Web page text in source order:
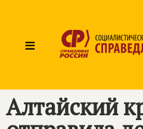
≡
Алтайский